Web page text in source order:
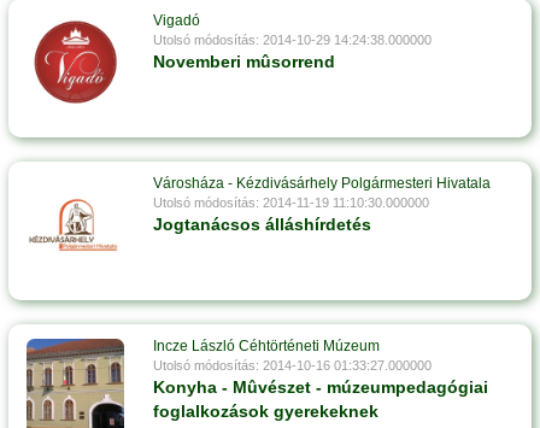
Vigadó
Utolsó módosítás: 2014-10-29 14:24:38.000000
Novemberi mûsorrend
Városháza - Kézdivásárhely Polgármesteri Hivatala
Utolsó módosítás: 2014-11-19 11:10:30.000000
Jogtanácsos álláshírdetés
Incze László Céhtörténeti Múzeum
Utolsó módosítás: 2014-10-16 01:33:27.000000
Konyha - Mûvészet - múzeumpedagógiai
foglalkozások gyerekeknek